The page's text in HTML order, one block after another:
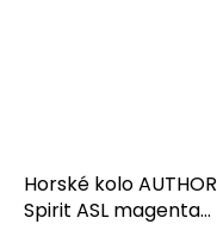
Horské kolo AUTHOR
Spirit ASL magenta